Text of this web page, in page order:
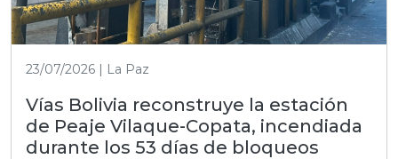
23/07/2026 | La Paz
Vías Bolivia reconstruye la estación
de Peaje Vilaque-Copata, incendiada
durante los 53 días de bloqueos